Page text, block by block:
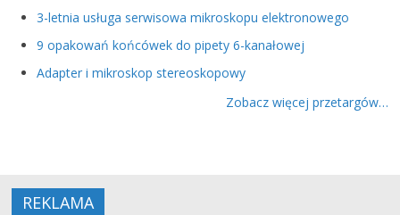
3-letnia usługa serwisowa mikroskopu elektronowego
9 opakowań końcówek do pipety 6-kanałowej
Adapter i mikroskop stereoskopowy
Zobacz więcej przetargów…
REKLAMA